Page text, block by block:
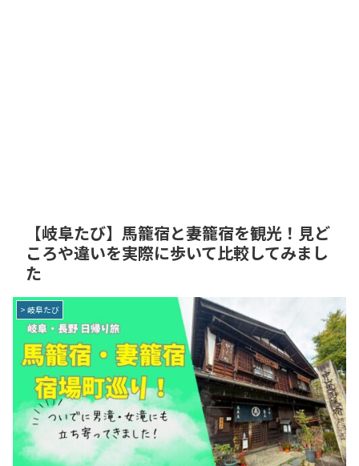
【岐阜たび】馬籠宿と妻籠宿を観光！見ど
ころや違いを実際に歩いて比較してみまし
た
> 岐阜たび